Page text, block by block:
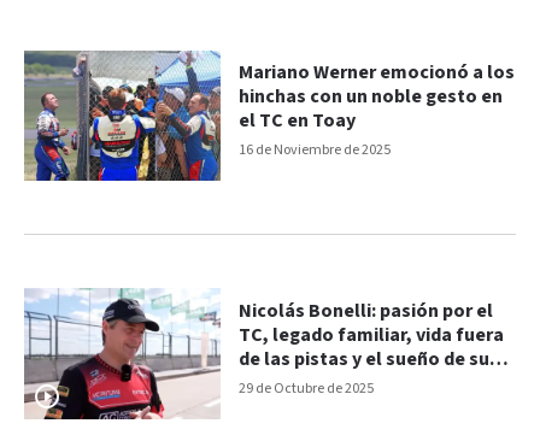
16 de Noviembre de 2025
Mariano Werner emocionó a los
hinchas con un noble gesto en
el TC en Toay
29 de Octubre de 2025
Nicolás Bonelli: pasión por el
TC, legado familiar, vida fuera
de las pistas y el sueño de su
primera victoria